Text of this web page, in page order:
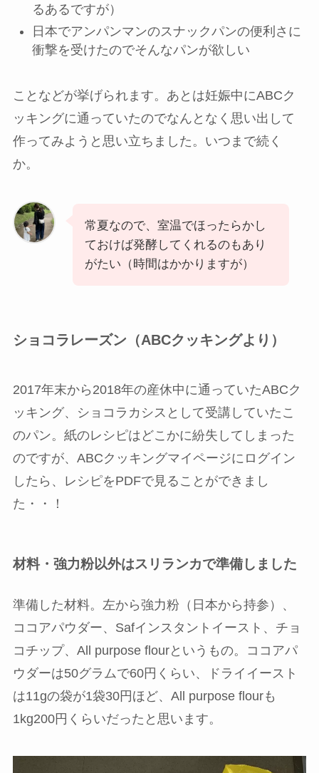
るあるですが）
日本でアンパンマンのスナックパンの便利さに
衝撃を受けたのでそんなパンが欲しい
ことなどが挙げられます。あとは妊娠中にABCク
ッキングに通っていたのでなんとなく思い出して
作ってみようと思い立ちました。いつまで続く
か。
常夏なので、室温でほったらかし
ておけば発酵してくれるのもあり
がたい（時間はかかりますが）
ショコラレーズン（ABCクッキングより）
2017年末から2018年の産休中に通っていたABCク
ッキング、ショコラカシスとして受講していたこ
のパン。紙のレシピはどこかに紛失してしまった
のですが、ABCクッキングマイページにログイン
したら、レシピをPDFで見ることができまし
た・・！
材料・強力粉以外はスリランカで準備しました
準備した材料。左から強力粉（日本から持参）、
ココアパウダー、Safインスタントイースト、チョ
コチップ、All purpose flourというもの。ココアパ
ウダーは50グラムで60円くらい、ドライイースト
は11gの袋が1袋30円ほど、All purpose flourも
1kg200円くらいだったと思います。